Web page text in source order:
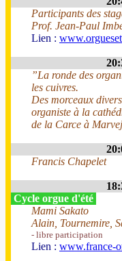
Participants des
Prof. Jean-Paul
Lien :
”La ronde des
les cuivres.
Des morceaux
organiste à la
de la Carce à
Francis Chapelet
Cycle orgue d'été
Mami Sakato
Alain, Tournemire,
- libre participation
Lien : www.france-